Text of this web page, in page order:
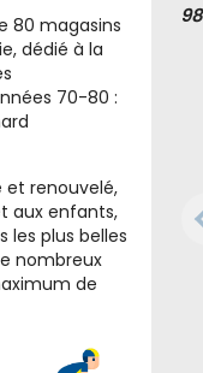
80 magasins
dédié à la
70-80 :
et renouvelé,
aux enfants,
les plus belles
nombreux
de